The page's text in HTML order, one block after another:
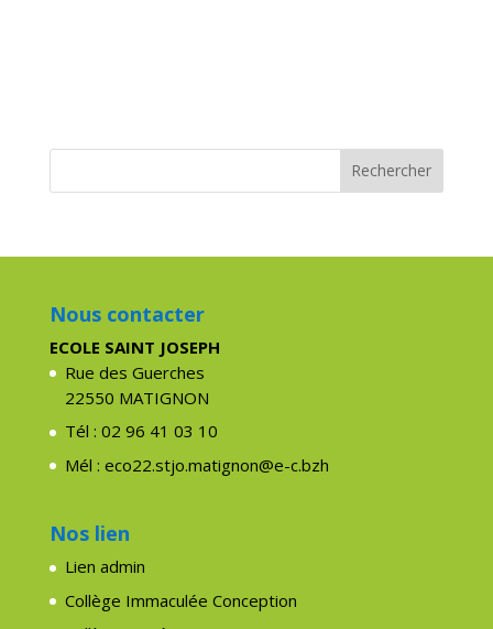
Nous contacter
ECOLE SAINT JOSEPH
Rue des Guerches
22550 MATIGNON
Tél : 02 96 41 03 10
Mél : eco22.stjo.matignon@e-c.bzh
Nos lien
Lien admin
Collège Immaculée Conception